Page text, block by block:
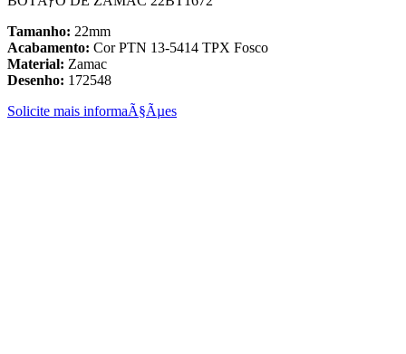
Tamanho: 22mm
Acabamento: Cor PTN 13-5414 TPX Fosco
Material: Zamac
Desenho: 172548
Solicite mais informaÃ§Ãµes